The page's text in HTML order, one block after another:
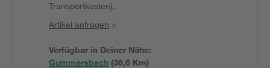
Transportkosten).
Artikel anfragen >
Verfügbar in Deiner Nähe:
Gummersbach (36,6 Km)